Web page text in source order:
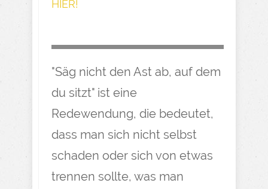
HIER!
"Säg nicht den Ast ab, auf dem
du sitzt" ist eine
Redewendung, die bedeutet,
dass man sich nicht selbst
schaden oder sich von etwas
trennen sollte, was man